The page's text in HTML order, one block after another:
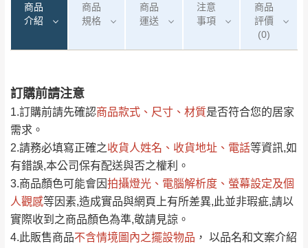
商品
介紹
商品
規格
商品
運送
注意
事項
商品
評價
(0)
訂購前請注意
1.訂購前請先確認商品款式、尺寸、材質是否符合您的居家
需求。
2.請務必填寫正確之收貨人姓名、收貨地址、電話等資訊,如
有錯誤,本公司保有配送與否之權利。
3.商品顏色可能會因拍攝燈光、電腦解析度、螢幕設定及個
人觀感等因素,造成實品與網頁上有所差異,此並非瑕疵,請以
實際收到之商品顏色為準,敬請見諒。
4.此販售商品不含情境圖內之擺設物品 ， 以品名和文案介紹
運 費 說 明
運送地區 運送費用
偏遠地區
（請先線上詢問 LINE
→@dershin ）
桃園 復興鄉
注意事項：
由於品項繁多，網頁無法及時更新，如有需
Line客服」來信確認商品是否有「現貨」與
「金額」。
若商品價格或庫存有異常，商家有權取消訂
單。部分網路商品恕無法更改原設計或客製，敬請
見諒！
0/5 (0)筆
全部 依評論高至低排列
依評論低至高排列 只顯示附上圖片
只顯示附上評論